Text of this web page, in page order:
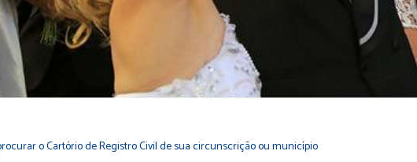
o Cartório de Registro Civil de sua circunscrição ou município